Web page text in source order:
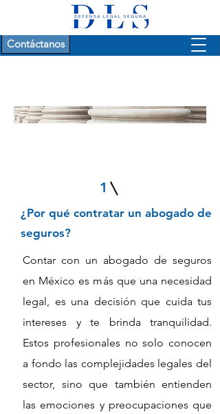
Contáctanos
1
¿Por qué contratar un abogado de
seguros?
Contar con un abogado de seguros
en México es más que una necesidad
legal, es una decisión que cuida tus
intereses y te brinda tranquilidad.
Estos profesionales no solo conocen
a fondo las complejidades legales del
sector, sino que también entienden
las emociones y preocupaciones que